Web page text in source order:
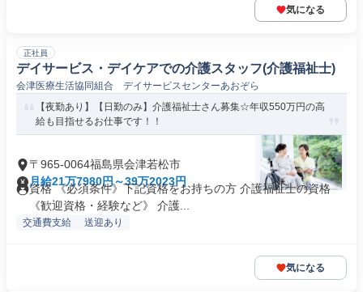
気になる
正社員
デイサービス・デイケアでの介護スタッフ(介護福祉士)
会津医療生活協同組合 デイサービスセンターあおぞら
【夜勤あり】【日勤のみ】介護福祉士さん募集☆年収550万円の高
給も目指せるお仕事です！！
〒965-0064福島県会津若松市
月給21万7980円～39万2023円
資格 《必須条件》下記資格をお持ちの方 介護福祉士の資格
《歓迎資格・経験など》 介護...
交通費支給 送迎あり
気になる